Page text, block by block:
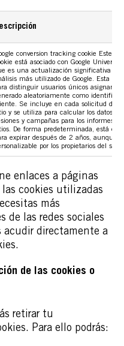
conversion tracking cookie Este
está asociado con Google
es una actualización significativa del
más utilizado de Google. Esta
distinguir usuarios únicos
aleatoriamente como
Se incluye en cada solicitud de
y se utiliza para calcular los datos
y campañas para los informes
De forma predeterminada, está
expirar después de 2 años, aunque
por los propietarios del sitio
enlaces a páginas
las cookies utilizadas
más
de las redes sociales
acudir directamente a
de las cookies o
retirar tu
Para ello podrás: